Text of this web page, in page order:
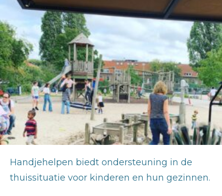
Handjehelpen biedt ondersteuning in de
thuissituatie voor kinderen en hun gezinnen.